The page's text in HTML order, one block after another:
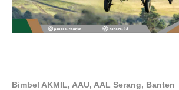
Bimbel AKMIL, AAU, AAL Serang, Banten